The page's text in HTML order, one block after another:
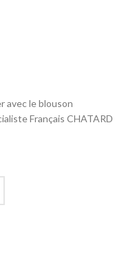
avec le blouson
Français CHATARD